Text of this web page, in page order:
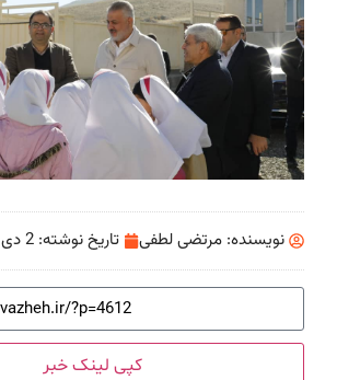
نویسنده: مرتضی لطفی تاریخ نوشته: 2 دی 1404
کپی لینک خبر